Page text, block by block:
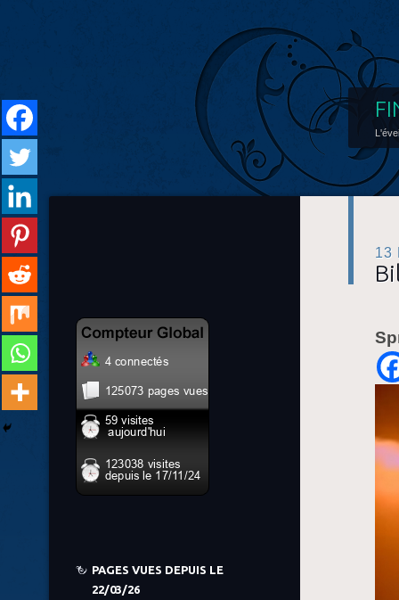
13
PAGES VUES DEPUIS LE
22/03/26